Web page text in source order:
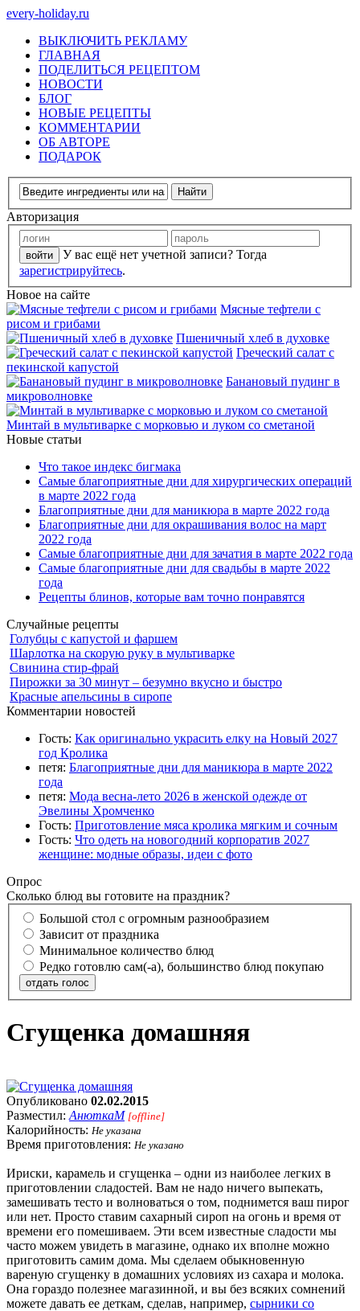
every-holiday.ru
ВЫКЛЮЧИТЬ РЕКЛАМУ
ГЛАВНАЯ
ПОДЕЛИТЬСЯ РЕЦЕПТОМ
НОВОСТИ
БЛОГ
НОВЫЕ РЕЦЕПТЫ
КОММЕНТАРИИ
ОБ АВТОРЕ
ПОДАРОК
Авторизация
У вас ещё нет учетной записи? Тогда
зарегистрируйтесь.
Новое на сайте
Мясные тефтели с
рисом и грибами
Пшеничный хлеб в духовке
Греческий салат с
пекинской капустой
Банановый пудинг в
микроволновке
Минтай в мультиварке с морковью и луком со сметаной
Новые статьи
Что такое индекс бигмака
Самые благоприятные дни для хирургических операций
в марте 2022 года
Благоприятные дни для маникюра в марте 2022 года
Благоприятные дни для окрашивания волос на март
2022 года
Самые благоприятные дни для зачатия в марте 2022 года
Самые благоприятные дни для свадьбы в марте 2022
года
Рецепты блинов, которые вам точно понравятся
Случайные рецепты
Голубцы с капустой и фаршем
Шарлотка на скорую руку в мультиварке
Свинина стир-фрай
Пирожки за 30 минут – безумно вкусно и быстро
Красные апельсины в сиропе
Комментарии новостей
Гость: Как оригинально украсить елку на Новый 2027
год Кролика
петя: Благоприятные дни для маникюра в марте 2022
года
петя: Мода весна-лето 2026 в женской одежде от
Эвелины Хромченко
Гость: Приготовление мяса кролика мягким и сочным
Гость: Что одеть на новогодний корпоратив 2027
женщине: модные образы, идеи с фото
Опрос
Сколько блюд вы готовите на праздник?
Большой стол с огромным разнообразием
Зависит от праздника
Минимальное количество блюд
Редко готовлю сам(-а), большинство блюд покупаю
отдать голос
Сгущенка домашняя
Опубликовано 02.02.2015
Разместил: АнюткаM [offline]
Калорийность: Не указана
Время приготовления: Не указано
Ириски, карамель и сгущенка – одни из наиболее легких в
приготовлении сладостей. Вам не надо ничего выпекать,
замешивать тесто и волноваться о том, поднимется ваш пирог
или нет. Просто ставим сахарный сироп на огонь и время от
времени его помешиваем. Эти всем известные сладости мы
часто можем увидеть в магазине, однако их вполне можно
приготовить самим дома. Мы сделаем обыкновенную
вареную сгущенку в домашних условиях из сахара и молока.
Она гораздо полезнее магазинной, и вы без всяких сомнений
можете давать ее деткам, сделав, например, сырники со